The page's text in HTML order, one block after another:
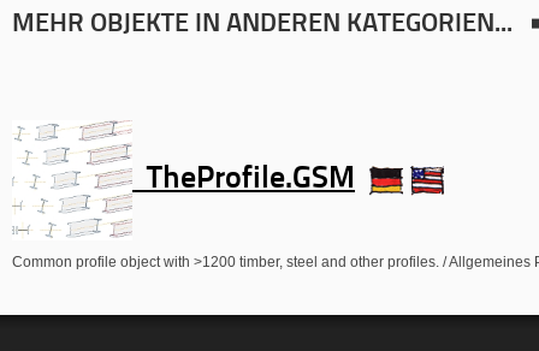
MEHR OBJEKTE IN ANDEREN KATEGORIEN...
TheProfile.GSM
Common profile object with >1200 timber, steel and other profiles. /